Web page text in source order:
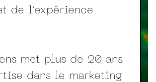
de l’expérience
met plus de 20 ans
dans le marketing